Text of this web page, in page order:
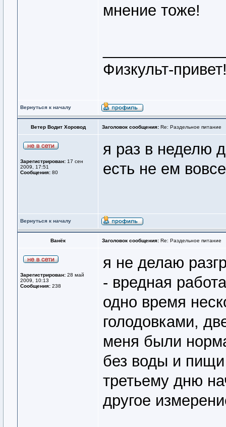
мнение тоже!
Физкульт-
Вернуться к началу
Ветер Водит Хоровод Заголовок сообщения: Re: Раздельное питание
Зарегистрирован: 17 сен
2009, 17:51
Сообщения: 80
я раз в неделю
есть не ем
Вернуться к началу
Ванёк Заголовок сообщения: Re: Раздельное питание
Зарегистрирован: 28 май
2009, 10:13
Сообщения: 238
я не делаю
- вредная
одно время
голодовками,
меня были
без воды и
третьему дню
другое